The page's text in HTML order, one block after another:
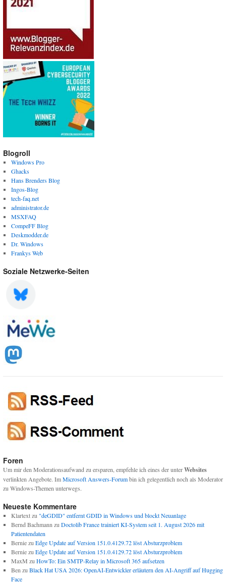
Blogroll
Windows Pro
Ghacks
Hans Brenders Blog
Ingos-Blog
tech-faq.net
administrator.de
MSXFAQ
CompeFF Blog
Deskmodder.de
Dr. Windows
Frankys Web
Soziale Netzwerke-Seiten
Foren
Um mir den Moderationsaufwand zu ersparen, empfehle ich eines der unterWebsites
verlinkten Angebote. ImMicrosoft Answers-Forumbin ich gelegentlich noch als Moderator
zu Windows-Themen unterwegs.
Neueste Kommentare
Klartextzu "deGDID" entfernt GDID in Windows und blockt Neuanlage
Bernd Bachmann zu Doctolib France trainiert KI-System seit 1. August 2026 mit
Patientendaten
Berniezu Edge Update auf Version 151.0.4129.72 löst Absturzproblem
Berniezu Edge Update auf Version 151.0.4129.72 löst Absturzproblem
MaxM zu HowTo: Ein SMTP-Relay in Microsoft 365 aufsetzen
Ben zu Black Hat USA 2026: OpenAI-Entwickler erläutern den AI-Angriff auf Hugging
Face